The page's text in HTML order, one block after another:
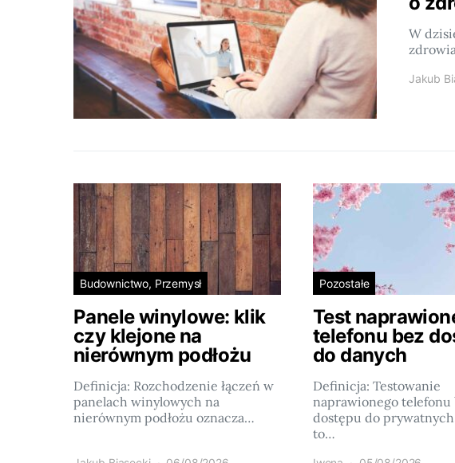
W
Jakub
Budownictwo, Przemysł
Panele winylowe: klik
czy klejone na
nierównym podłożu
Definicja: Rozchodzenie łączeń w
panelach winylowych na
nierównym podłożu oznacza…
Pozostałe
Test
telefonu bez
do danych
Definicja: Testowanie
naprawionego telefonu
dostępu do
to…